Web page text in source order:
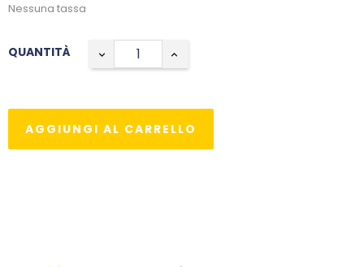
Nessuna tassa
QUANTITÀ
AGGIUNGI AL CARRELLO